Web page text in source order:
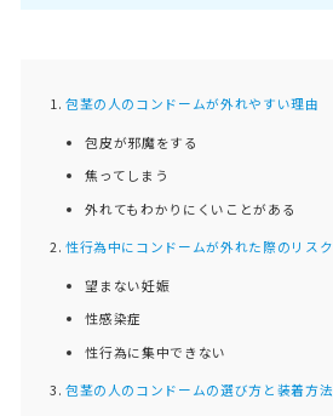
包茎の人のコンドームが外れやすい理由
包皮が邪魔をする
焦ってしまう
外れてもわかりにくいことがある
性行為中にコンドームが外れた際のリスク
望まない妊娠
性感染症
性行為に集中できない
包茎の人のコンドームの選び方と装着方法